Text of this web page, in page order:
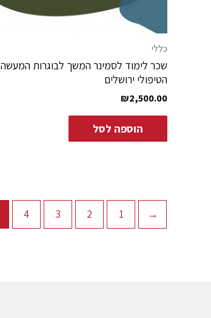
כללי
שכר לימוד לסמינר המשך לבוגרות המעשה
הטיפולי ירושלים
₪2,500.00
הוספה לסל
→
1
2
3
4